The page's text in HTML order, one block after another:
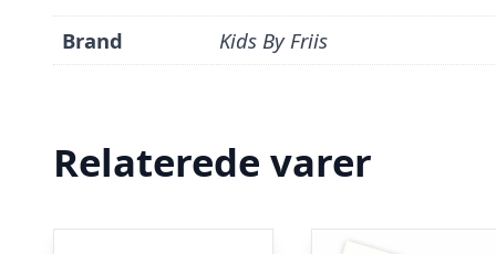
Brand Kids By Friis
Relaterede varer